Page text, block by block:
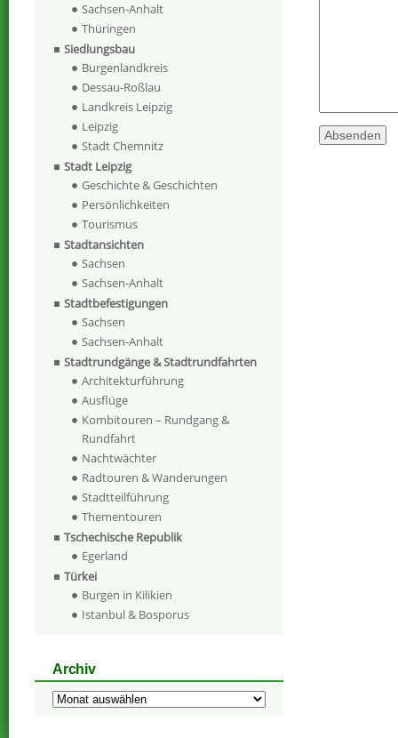
Sachsen-Anhalt
Thüringen
Siedlungsbau
Burgenlandkreis
Dessau-Roßlau
Landkreis Leipzig
Leipzig
Stadt Chemnitz
Stadt Leipzig
Geschichte & Geschichten
Persönlichkeiten
Tourismus
Stadtansichten
Sachsen
Sachsen-Anhalt
Stadtbefestigungen
Sachsen
Sachsen-Anhalt
Stadtrundgänge & Stadtrundfahrten
Architekturführung
Ausflüge
Kombitouren – Rundgang &
Rundfahrt
Nachtwächter
Radtouren & Wanderungen
Stadtteilführung
Thementouren
Tschechische Republik
Egerland
Türkei
Burgen in Kilikien
Istanbul & Bosporus
Archiv
Archiv